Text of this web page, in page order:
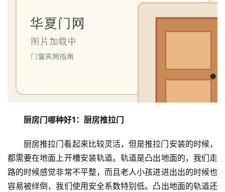
厨房门哪种好1：厨房推拉门
厨房推拉门看起来比较灵活，但是推拉门安装的时候，
都需要在地面上开槽安装轨道。轨道是凸出地面的，我们走
路的时候感觉非常不平整，而且老人小孩进进出出的时候也
容易被绊倒，我们使用安全系数特别低。凸出地面的轨道还